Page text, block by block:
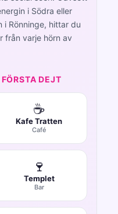
i Södra eller
i Rönninge, hittar du
från varje hörn av
DEJT
☕
Kafe Tratten
Café
🍷
Templet
Bar